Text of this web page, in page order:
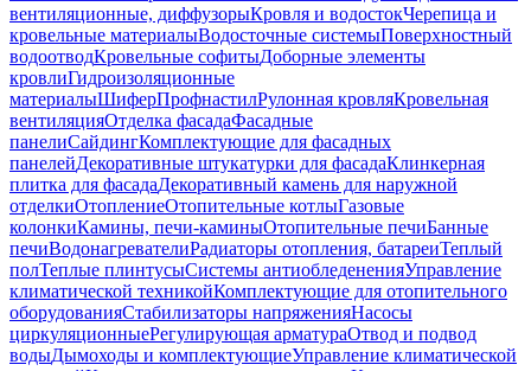
вентиляционные, диффузорыКровля и водостокЧерепица и
кровельные материалыВодосточные системыПоверхностный
водоотводКровельные софитыДоборные элементы
кровлиГидроизоляционные
материалыШиферПрофнастилРулонная кровляКровельная
вентиляцияОтделка фасадаФасадные
панелиСайдингКомплектующие для фасадных
панелейДекоративные штукатурки для фасадаКлинкерная
плитка для фасадаДекоративный камень для наружной
отделкиОтоплениеОтопительные котлыГазовые
колонкиКамины, печи-каминыОтопительные печиБанные
печиВодонагревателиРадиаторы отопления, батареиТеплый
полТеплые плинтусыСистемы антиобледененияУправление
климатической техникойКомплектующие для отопительного
оборудованияСтабилизаторы напряженияНасосы
циркуляционныеРегулирующая арматураОтвод и подвод
водыДымоходы и комплектующиеУправление климатической